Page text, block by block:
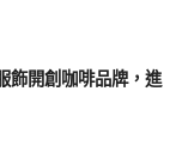
飾開創咖啡品牌，進